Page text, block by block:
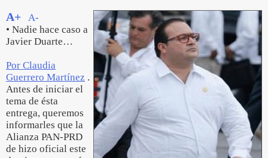
A+
A-
• Nadie hace caso a
Javier Duarte…
Por Claudia
Guerrero Martínez .
Antes de iniciar el
tema de ésta
entrega, queremos
informarles que la
Alianza PAN-PRD
de hizo oficial este